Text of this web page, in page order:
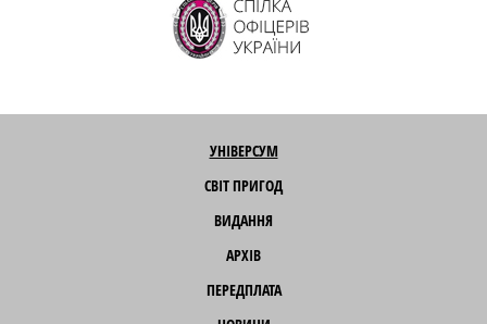
УНІВЕРСУМ
СВІТ ПРИГОД
ВИДАННЯ
АРХІВ
ПЕРЕДПЛАТА